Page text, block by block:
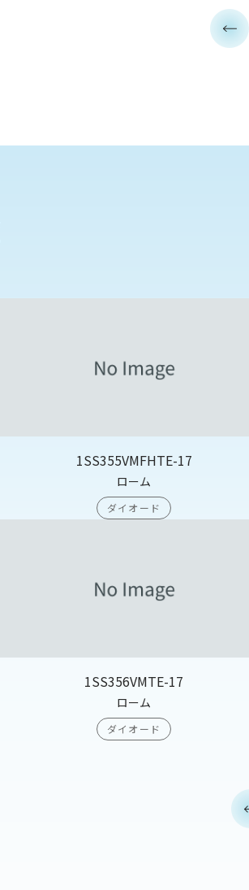
1SS355VMFHTE-17
ローム
ダイオード
1SS356VMTE-17
ローム
ダイオード